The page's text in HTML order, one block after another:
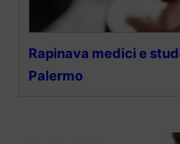
Rapinava medici e
Palermo